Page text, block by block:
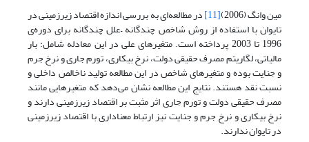
مین وانگ (2006)
[11] در مطالعه‌ای به بررسی اندازه اقتصاد زیرزمینی در
تایوان با استفاده از روش شاخص چندگانه –علل چندگانه برای دوره‌ی
1996 تا 2003 پرداخته است. متغیرهای علی در این معادله شامل: بار
مالیاتی، لگاریتم مصرف حقیقی دولت، نرخ بیکاری، تورم جاری و نرخ جرم
و جنایت بوده و متغیرهای شاخص در این مطالعه تولید ناخالص داخلی و
نسبت نقد هستند. نتایج این مطالعه نشان می‌دهد که متغیرهایی مانند
مصرف حقیقی دولت و تورم جاری اثر مثبت بر اقتصاد زیرزمینی دارند و
نرخ بیکاری و نرخ جرم و جنایت نیز ارتباط معناداری با اقتصاد زیرزمینی
در تایوان ندارند.